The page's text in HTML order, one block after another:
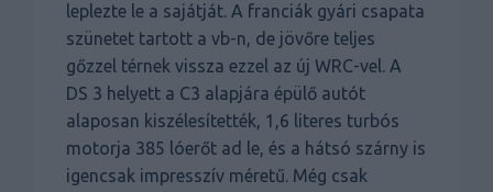
leplezte le a sajátját. A franciák gyári csapata
szünetet tartott a vb-n, de jövőre teljes
gőzzel térnek vissza ezzel az új WRC-vel. A
DS 3 helyett a C3 alapjára épülő autót
alaposan kiszélesítették, 1,6 literes turbós
motorja 385 lóerőt ad le, és a hátsó szárny is
igencsak impresszív méretű. Még csak